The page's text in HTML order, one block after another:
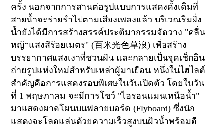
ครั้ง นอกจากการสานต่อรูปแบบการแสดงดั้งเดิมที่
สายน้ำจะร่ายรำไปตามเสียงเพลงแล้ว บริเวณริมฝั่ง
น้ำยังได้มีการสร้างสรรค์ประติมากรรมจัดวาง "คลื่น
หญ้าแสงสีร้อยเมตร" (百米光色草浪) เพื่อสร้าง
บรรยากาศแสงเงาที่ชวนฝัน และกลายเป็นจุดเช็กอิน
ถ่ายรูปแห่งใหม่สำหรับเหล่าผู้มาเยือน หนึ่งในไฮไลต์
สำคัญคือการแสดงรอบพิเศษในวันเปิดตัว โดยในวัน
ที่ 1พฤษภาคม จะมีการโชว์ "ไอรอนแมนเหนือน้ำ"
มาแสดงผาดโผนบนฟลายบอร์ด (Flyboard)ซึ่งนัก
แสดงจะโลดแล่นด้วยความเร็วสูงบนผิวน้ำพร้อมตี